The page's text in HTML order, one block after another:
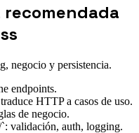
negocio y persistencia.
endpoints.
HTTP a casos de uso.
de negocio.
validación, auth, logging.